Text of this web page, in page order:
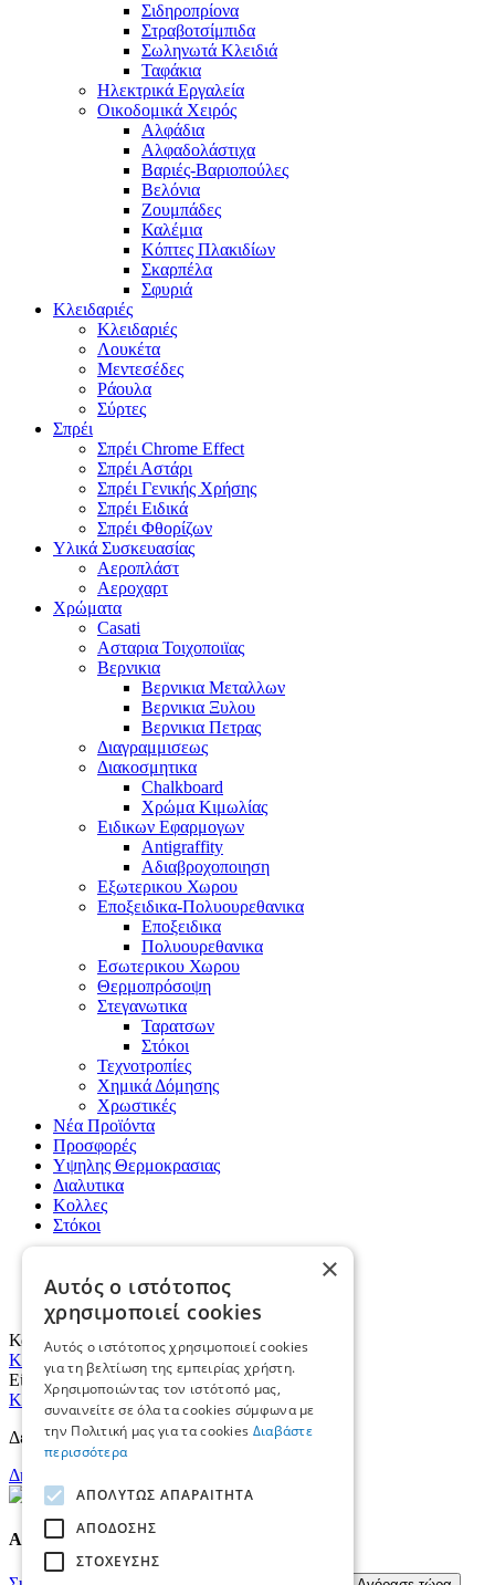
Σιδηροπρίονα
Στραβοτσίμπιδα
Σωληνωτά Κλειδιά
Ταφάκια
Ηλεκτρικά Εργαλεία
Οικοδομικά Χειρός
Αλφάδια
Αλφαδολάστιχα
Βαριές-Βαριοπούλες
Βελόνια
Ζουμπάδες
Καλέμια
Κόπτες Πλακιδίων
Σκαρπέλα
Σφυριά
Κλειδαριές
Κλειδαριές
Λουκέτα
Μεντεσέδες
Ράουλα
Σύρτες
Σπρέι
Σπρέι Chrome Effect
Σπρέι Αστάρι
Σπρέι Γενικής Χρήσης
Σπρέι Ειδικά
Σπρέι Φθορίζων
Υλικά Συσκευασίας
Αεροπλάστ
Αεροχαρτ
Χρώματα
Casati
Ασταρια Τοιχοποιϊας
Βερνικια
Βερνικια Μεταλλων
Βερνικια Ξυλου
Βερνικια Πετρας
Διαγραμμισεως
Διακοσμητικα
Chalkboard
Χρώμα Κιμωλίας
Ειδικων Εφαρμογων
Antigraffity
Αδιαβροχοποιηση
Εξωτερικου Χωρου
Εποξειδικα-Πολυουρεθανικα
Εποξειδικα
Πολυουρεθανικα
Εσωτερικου Χωρου
Θερμοπρόσοψη
Στεγανωτικα
Ταρατσων
Στόκοι
Τεχνοτροπίες
Χημικά Δόμησης
Χρωστικές
Νέα Προϊόντα
Προσφορές
Υψηλης Θερμοκρασιας
Διαλυτικα
Κολλες
Στόκοι
B2B
Κατάλογοι
Καλάθι αγορών
Κλείσιμο
Είσοδος
Κλείσιμο
Δεν έχετε εγγραφεί;
Δημιουργία νέου λογαριασμού
Ακρυλικό Υδατ. Betocryl S100
×
Αυτός ο ιστότοπος
χρησιμοποιεί cookies
Αυτός ο ιστότοπος χρησιμοποιεί cookies
για τη βελτίωση της εμπειρίας χρήστη.
Χρησιμοποιώντας τον ιστότοπό μας,
συναινείτε σε όλα τα cookies σύμφωνα με
την Πολιτική μας για τα cookies Διαβάστε
περισσότερα
ΑΠΟΛΎΤΩΣ ΑΠΑΡΑΊΤΗΤΑ
ΑΠΌΔΟΣΗΣ
ΣΤΌΧΕΥΣΗΣ